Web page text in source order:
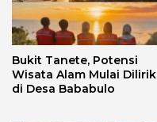
Bukit Tanete, Potensi
Wisata Alam Mulai Dilirik
di Desa Bababulo